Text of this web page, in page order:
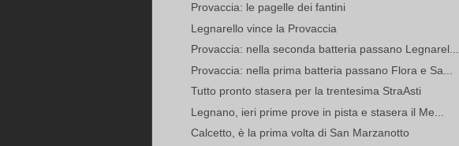
Provaccia: le pagelle dei fantini
Legnarello vince la Provaccia
Provaccia: nella seconda batteria passano Legnarel...
Provaccia: nella prima batteria passano Flora e Sa...
Tutto pronto stasera per la trentesima StraAsti
Legnano, ieri prime prove in pista e stasera il Me...
Calcetto, è la prima volta di San Marzanotto